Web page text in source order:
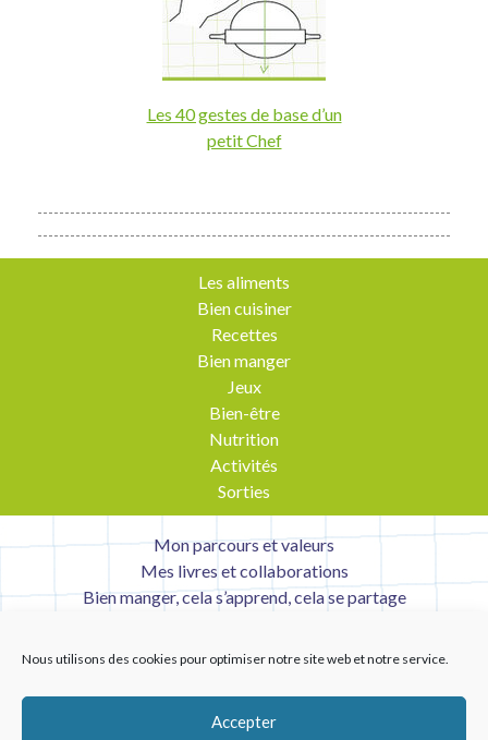
Nous utilisons des cookies pour optimiser notre site web et notre service.
Accepter
Les 40 gestes de base d’un
petit Chef
Les aliments
Bien cuisiner
Recettes
Bien manger
Jeux
Bien-être
Nutrition
Activités
Sorties
Mon parcours et valeurs
Mes livres et collaborations
Bien manger, cela s’apprend, cela se partage